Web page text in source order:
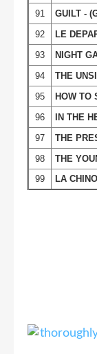
91
GUILT -
92
LE
93
NIGHT
94
THE
95
HOW TO
96
IN THE
97
THE
98
THE
99
LA